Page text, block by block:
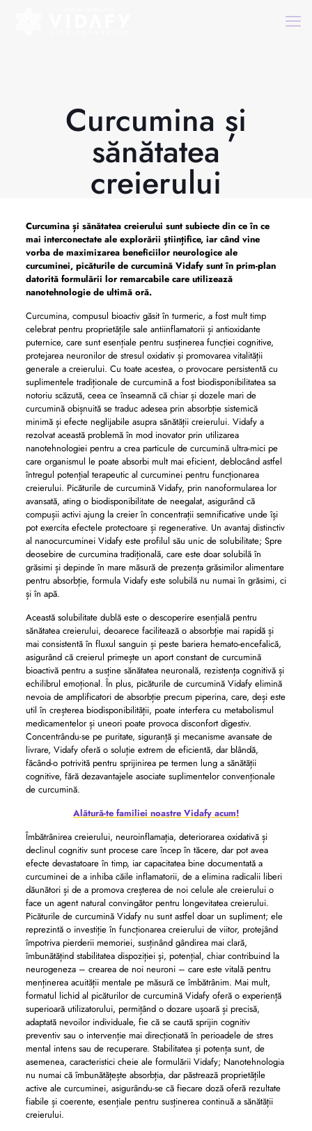
Curcumina și
sănătatea
creierului
Curcumina și sănătatea creierului sunt subiecte din ce în ce
mai interconectate ale explorării științifice, iar când vine
vorba de maximizarea beneficiilor neurologice ale
curcuminei, picăturile de curcumină Vidafy sunt în prim-plan
datorită formulării lor remarcabile care utilizează
nanotehnologie de ultimă oră.
Curcumina, compusul bioactiv găsit în turmeric, a fost mult timp
celebrat pentru proprietățile sale antiinflamatorii și antioxidante
puternice, care sunt esențiale pentru susținerea funcției cognitive,
protejarea neuronilor de stresul oxidativ și promovarea vitalității
generale a creierului. Cu toate acestea, o provocare persistentă cu
suplimentele tradiționale de curcumină a fost biodisponibilitatea sa
notoriu scăzută, ceea ce înseamnă că chiar și dozele mari de
curcumină obișnuită se traduc adesea prin absorbție sistemică
minimă și efecte neglijabile asupra sănătății creierului. Vidafy a
rezolvat această problemă în mod inovator prin utilizarea
nanotehnologiei pentru a crea particule de curcumină ultra-mici pe
care organismul le poate absorbi mult mai eficient, deblocând astfel
întregul potențial terapeutic al curcuminei pentru funcționarea
creierului. Picăturile de curcumină Vidafy, prin nanoformularea lor
avansată, ating o biodisponibilitate de neegalat, asigurând că
compușii activi ajung la creier în concentrații semnificative unde își
pot exercita efectele protectoare și regenerative. Un avantaj distinctiv
al nanocurcuminei Vidafy este profilul său unic de solubilitate; Spre
deosebire de curcumina tradițională, care este doar solubilă în
grăsimi și depinde în mare măsură de prezența grăsimilor alimentare
pentru absorbție, formula Vidafy este solubilă nu numai în grăsimi, ci
și în apă.
Această solubilitate dublă este o descoperire esențială pentru
sănătatea creierului, deoarece facilitează o absorbție mai rapidă și
mai consistentă în fluxul sanguin și peste bariera hemato-encefalică,
asigurând că creierul primește un aport constant de curcumină
bioactivă pentru a susține sănătatea neuronală, rezistența cognitivă și
echilibrul emoțional. În plus, picăturile de curcumină Vidafy elimină
nevoia de amplificatori de absorbție precum piperina, care, deși este
util în creșterea biodisponibilității, poate interfera cu metabolismul
medicamentelor și uneori poate provoca disconfort digestiv.
Concentrându-se pe puritate, siguranță și mecanisme avansate de
livrare, Vidafy oferă o soluție extrem de eficientă, dar blândă,
făcând-o potrivită pentru sprijinirea pe termen lung a sănătății
cognitive, fără dezavantajele asociate suplimentelor convenționale
de curcumină.
Alătură-te familiei noastre Vidafy acum!
Îmbătrânirea creierului, neuroinflamația, deteriorarea oxidativă și
declinul cognitiv sunt procese care încep în tăcere, dar pot avea
efecte devastatoare în timp, iar capacitatea bine documentată a
curcuminei de a inhiba căile inflamatorii, de a elimina radicalii liberi
dăunători și de a promova creșterea de noi celule ale creierului o
face un agent natural convingător pentru longevitatea creierului.
Picăturile de curcumină Vidafy nu sunt astfel doar un supliment; ele
reprezintă o investiție în funcționarea creierului de viitor, protejând
împotriva pierderii memoriei, susținând gândirea mai clară,
îmbunătățind stabilitatea dispoziției și, potențial, chiar contribuind la
neurogeneza – crearea de noi neuroni – care este vitală pentru
menținerea acuității mentale pe măsură ce îmbătrânim. Mai mult,
formatul lichid al picăturilor de curcumină Vidafy oferă o experiență
superioară utilizatorului, permițând o dozare ușoară și precisă,
adaptată nevoilor individuale, fie că se caută sprijin cognitiv
preventiv sau o intervenție mai direcționată în perioadele de stres
mental intens sau de recuperare. Stabilitatea și potența sunt, de
asemenea, caracteristici cheie ale formulării Vidafy; Nanotehnologia
nu numai că îmbunătățește absorbția, dar păstrează proprietățile
active ale curcuminei, asigurându-se că fiecare doză oferă rezultate
fiabile și coerente, esențiale pentru susținerea continuă a sănătății
creierului.